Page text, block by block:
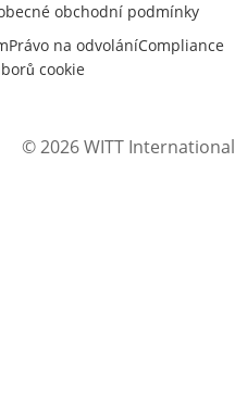
obchodní podmínky
Právo na odvoláníCompliance
cookie
© 2026 WITT International